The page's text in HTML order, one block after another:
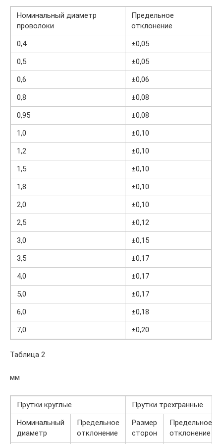
Номинальный диаметр
проволоки
Предельное
отклонение
0,4
±0,05
0,5
±0,05
0,6
±0,06
0,8
±0,08
0,95
±0,08
1,0
±0,10
1,2
±0,10
1,5
±0,10
1,8
±0,10
2,0
±0,10
2,5
±0,12
3,0
±0,15
3,5
±0,17
4,0
±0,17
5,0
±0,17
6,0
±0,18
7,0
±0,20
Таблица 2
мм
Прутки круглые
Прутки трехгранные
Номинальный
диаметр
Предельное
отклонение
Размер
сторон
Предельное
отклонение